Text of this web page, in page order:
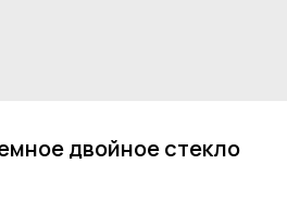
двойное стекло